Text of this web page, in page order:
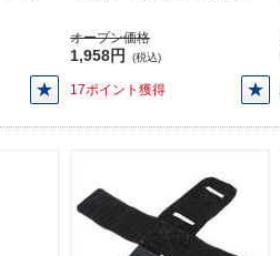
オープン価格
1,958円 (税込)
17ポイント獲得